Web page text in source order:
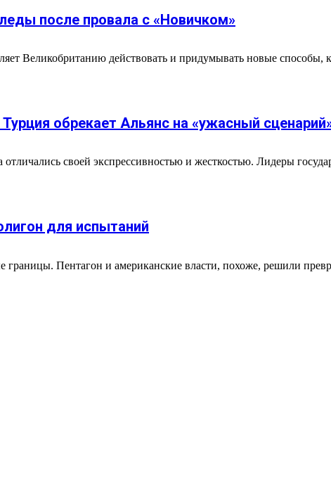
после провала с «Новичком»
Великобританию действовать и придумывать новые
обрекает Альянс на «ужасный
своей экспрессивностью и жесткостью. Лидеры
для испытаний
Пентагон и американские власти, похоже, решили